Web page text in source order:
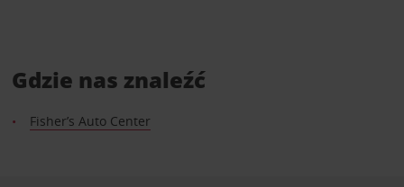
Gdzie nas znaleźć
Fisher’s Auto Center